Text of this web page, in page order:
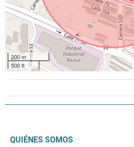
200 m
500 ft
QUIÉNES SOMOS